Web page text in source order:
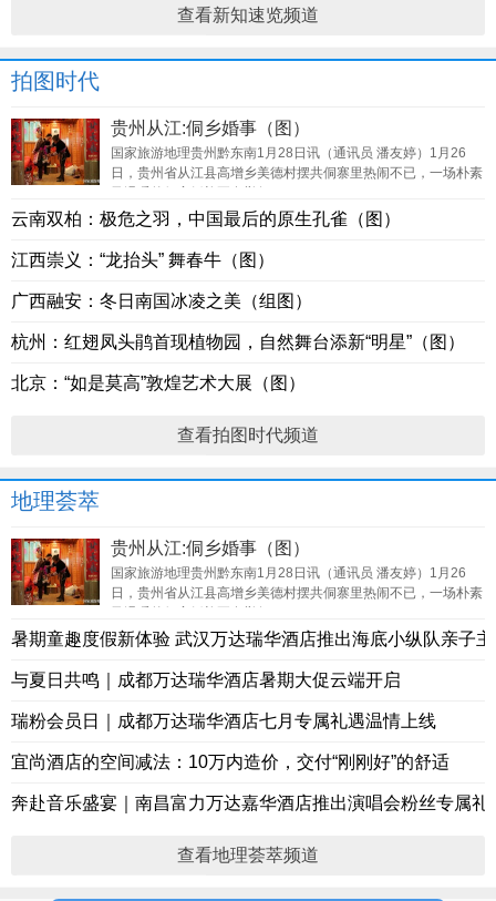
查看新知速览频道
拍图时代
贵州从江:侗乡婚事（图）
国家旅游地理贵州黔东南1月28日讯（通讯员 潘友婷）1月26
日，贵州省从江县高增乡美德村摆共侗寨里热闹不已，一场朴素
云南双柏：极危之羽，中国最后的原生孔雀（图）
江西崇义：“龙抬头” 舞春牛（图）
广西融安：冬日南国冰凌之美（组图）
杭州：红翅凤头鹃首现植物园，自然舞台添新“明星”（图）
北京：“如是莫高”敦煌艺术大展（图）
查看拍图时代频道
地理荟萃
贵州从江:侗乡婚事（图）
国家旅游地理贵州黔东南1月28日讯（通讯员 潘友婷）1月26
日，贵州省从江县高增乡美德村摆共侗寨里热闹不已，一场朴素
暑期童趣度假新体验 武汉万达瑞华酒店推出海底小纵队亲子
与夏日共鸣｜成都万达瑞华酒店暑期大促云端开启
瑞粉会员日｜成都万达瑞华酒店七月专属礼遇温情上线
宜尚酒店的空间减法：10万内造价，交付“刚刚好”的舒适
奔赴音乐盛宴｜南昌富力万达嘉华酒店推出演唱会粉丝专属礼
查看地理荟萃频道